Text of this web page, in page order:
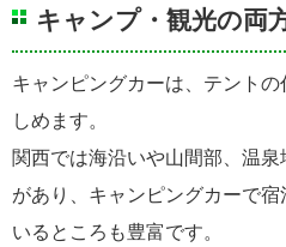
キャンプ・観光の両
キャンピングカーは、テント
しめます。
関西では海沿いや山間部、温
があり、キャンピングカーで
いるところも豊富です。